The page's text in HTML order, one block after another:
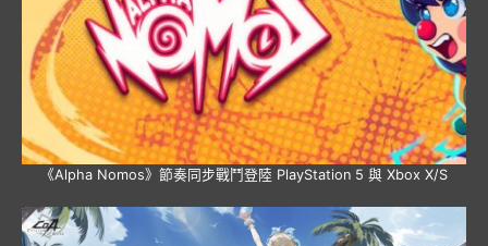
《Alpha Nomos》節奏同步戰鬥登陸 PlayStation 5 與 Xbox X/S